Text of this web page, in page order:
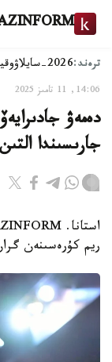
ترەند:2026-سايلاۋ
14:06, 11 تامىز 2025
دەمەۋ
جارىسىندا
ريم كۇرەسىنەن